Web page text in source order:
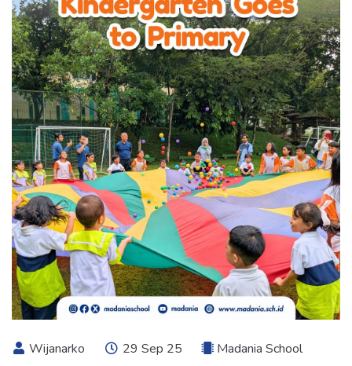
Wijanarko 29 Sep 25 Madania School